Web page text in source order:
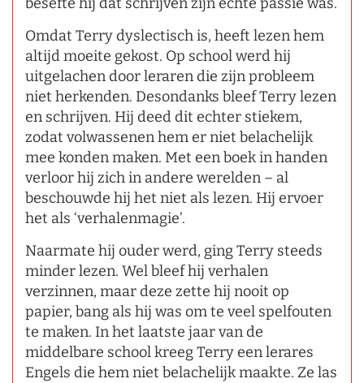
Omdat Terry dyslectisch is, heeft lezen hem
altijd moeite gekost. Op school werd hij
uitgelachen door leraren die zijn probleem
niet herkenden. Desondanks bleef Terry lezen
en schrijven. Hij deed dit echter stiekem,
zodat volwassenen hem er niet belachelijk
mee konden maken. Met een boek in handen
verloor hij zich in andere werelden – al
beschouwde hij het niet als lezen. Hij ervoer
het als ‘verhalenmagie’.
Naarmate hij ouder werd, ging Terry steeds
minder lezen. Wel bleef hij verhalen
verzinnen, maar deze zette hij nooit op
papier, bang als hij was om te veel spelfouten
te maken. In het laatste jaar van de
middelbare school kreeg Terry een lerares
Engels die hem niet belachelijk maakte. Ze las